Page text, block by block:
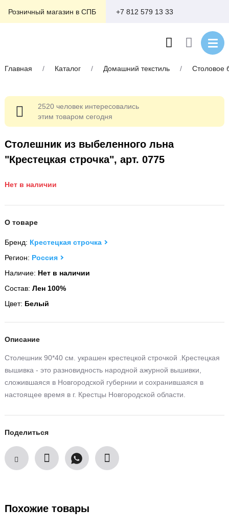
Розничный магазин в СПБ +7 812 579 13 33
Главная / Каталог / Домашний текстиль / Столовое
Столешник из выбеленного льна
"Крестецкая строчка", арт. 0775
Нет в наличии
О товаре
Бренд: Крестецкая строчка
Регион: Россия
Наличие: Нет в наличии
Состав: Лен 100%
Цвет: Белый
Описание
Столешник 90*40 см. украшен крестецкой строчкой .Крестецкая
вышивка - это разновидность народной ажурной вышивки,
сложившаяся в Новгородской губернии и сохранившаяся в
настоящее время в г. Крестцы Новгородской области.
Поделиться
2520 человек интересовались
этим товаром сегодня
Похожие товары